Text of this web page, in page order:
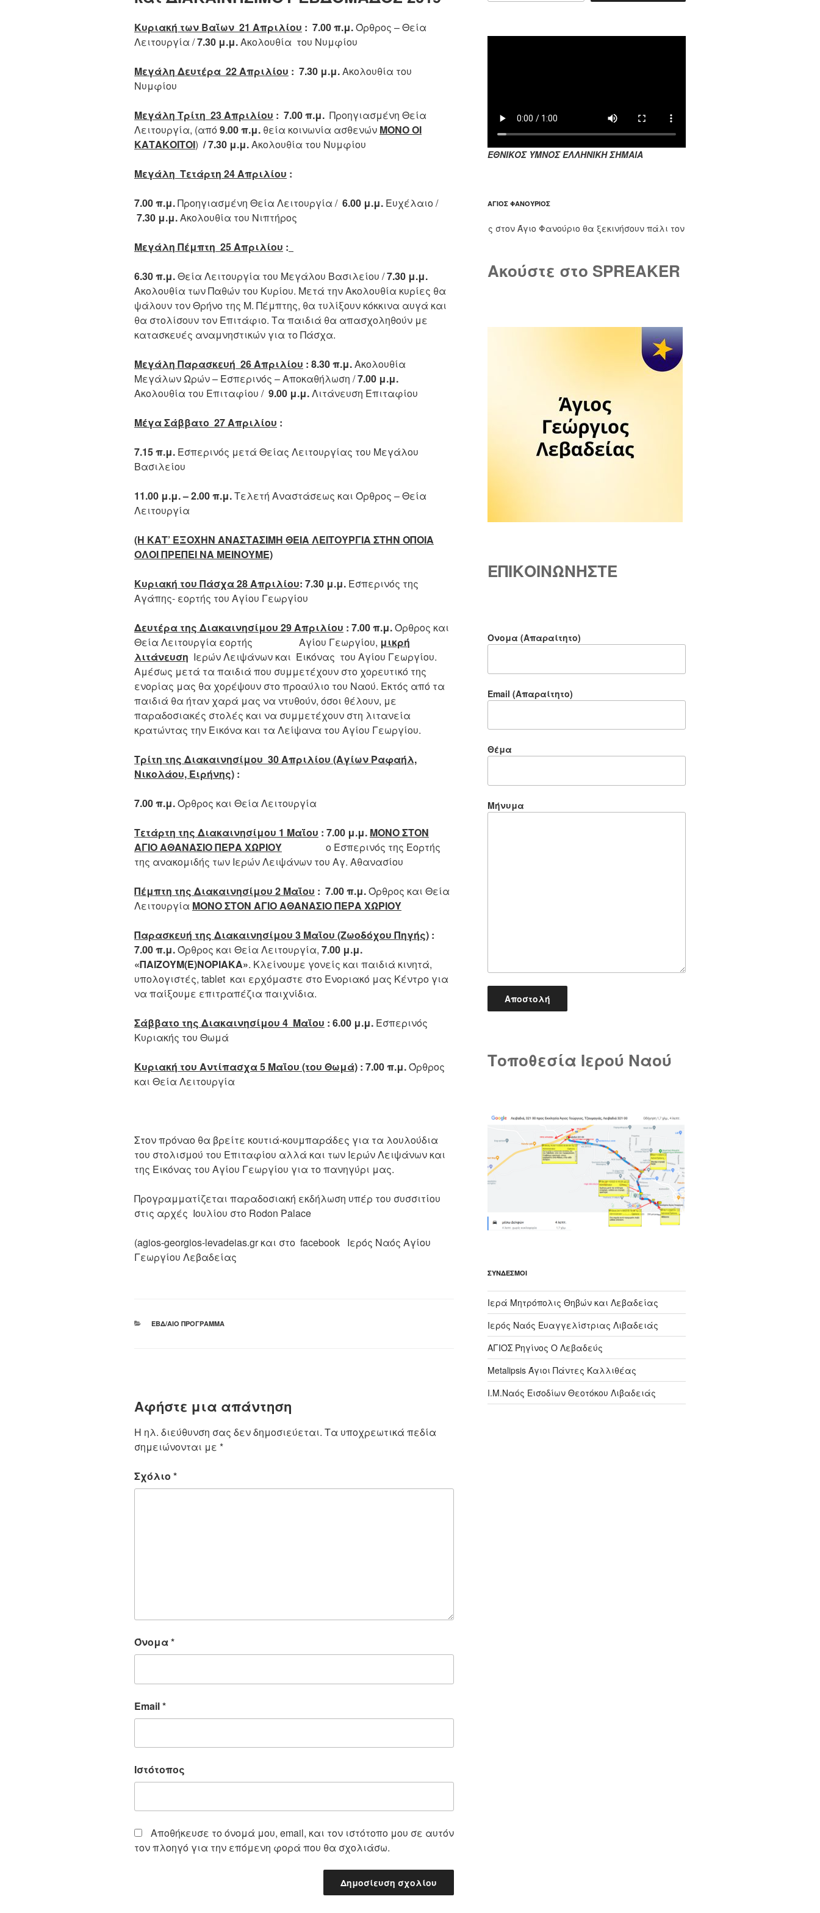
Κυριακή των Βαΐων 21 Απριλίου : 7.00 π.μ.Όρθρος – Θεία
Λειτουργία /7.30 μ.μ.Ακολουθία του Νυμφίου
Μεγάλη Δευτέρα 22 Απριλίου : 7.30 μ.μ.Ακολουθία του
Νυμφίου
Μεγάλη Τρίτη 23 Απριλίου : 7.00 π.μ. Προηγιασμένη Θεία
Λειτουργία, (από9.00 π.μ. θεία κοινωνία ασθενών ΜΟΝΟ ΟΙ
ΚΑΤΑΚΟΙΤΟΙ) / 7.30 μ.μ.Ακολουθία του Νυμφίου
Μεγάλη Τετάρτη 24Απριλίου :
7.00 π.μ.Προηγιασμένη Θεία Λειτουργία / 6.00 μ.μ. Ευχέλαιο /
7.30 μ.μ.Ακολουθία του Νιπτήρος
Μεγάλη Πέμπτη 25Απριλίου :
6.30 π.μ.Θεία Λειτουργία του Μεγάλου Βασιλείου /7.30 μ.μ.
Ακολουθία των Παθών του Κυρίου. Μετά την Ακολουθία κυρίες θα
ψάλουν τον Θρήνο της Μ. Πέμπτης, θα τυλίξουν κόκκινα αυγά και
θα στολίσουν τον Επιτάφιο. Τα παιδιά θα απασχοληθούν με
κατασκευές αναμνηστικών για το Πάσχα.
Μεγάλη Παρασκευή 26 Απριλίου : 8.30 π.μ.Ακολουθία
Μεγάλων Ωρών – Εσπερινός – Αποκαθήλωση /7.00 μ.μ.
Ακολουθία του Επιταφίου / 9.00 μ.μ.Λιτάνευση Επιταφίου
Μέγα Σάββατο 27 Απριλίου :
7.15 π.μ. Εσπερινός μετά Θείας Λειτουργίας του Μεγάλου
Βασιλείου
11.00 μ.μ. – 2.00 π.μ.Τελετή Αναστάσεως και Όρθρος – Θεία
Λειτουργία
(Η ΚΑΤ’ ΕΞΟΧΗΝ ΑΝΑΣΤΑΣΙΜΗ ΘΕΙΑ ΛΕΙΤΟΥΡΓΙΑ ΣΤΗΝ ΟΠΟΙΑ
ΟΛΟΙ ΠΡΕΠΕΙ ΝΑ ΜΕΙΝΟΥΜΕ)
Κυριακή του Πάσχα 28 Απριλίου: 7.30 μ.μ. Εσπερινός της
Αγάπης- εορτής του Αγίου Γεωργίου
Δευτέρα της Διακαινησίμου 29 Απριλίου : 7.00 π.μ.Όρθρος και
Θεία Λειτουργία εορτής Αγίου Γεωργίου, μικρή
λιτάνευση Ιερών Λειψάνων και Εικόνας του Αγίου Γεωργίου.
Αμέσως μετά τα παιδιά που συμμετέχουν στο χορευτικό της
ενορίας μας θα χορέψουν στο προαύλιο του Ναού. Εκτός από τα
παιδιά θα ήταν χαρά μας να ντυθούν, όσοι θέλουν, με
παραδοσιακές στολές και να συμμετέχουν στη λιτανεία
κρατώντας την Εικόνα και τα Λείψανα του Αγίου Γεωργίου.
Τρίτη της Διακαινησίμου 30 Απριλίου (Αγίων Ραφαήλ,
Νικολάου, Ειρήνης) :
7.00 π.μ.Όρθρος και Θεία Λειτουργία
Τετάρτη της Διακαινησίμου 1 Μαΐου : 7.00 μ.μ. ΜΟΝΟ ΣΤΟΝ
ΑΓΙΟ ΑΘΑΝΑΣΙΟ ΠΕΡΑ ΧΩΡΙΟΥ ο Εσπερινός της Εορτής
της ανακομιδής των Ιερών Λειψάνων του Αγ. Αθανασίου
Πέμπτη της Διακαινησίμου 2 Μαΐου : 7.00 π.μ.Όρθρος και Θεία
Λειτουργία ΜΟΝΟ ΣΤΟΝ ΑΓΙΟ ΑΘΑΝΑΣΙΟ ΠΕΡΑ ΧΩΡΙΟΥ
Παρασκευή της Διακαινησίμου 3 Μαΐου (Ζωοδόχου Πηγής) :
7.00 π.μ.Όρθρος και Θεία Λειτουργία, 7.00 μ.μ.
«ΠΑΙΖΟΥΜ(Ε)ΝΟΡΙΑΚΑ». Κλείνουμε γονείς και παιδιά κινητά,
υπολογιστές, tablet και ερχόμαστε στο Ενοριακό μας Κέντρο για
να παίξουμε επιτραπέζια παιχνίδια.
Σάββατο της Διακαινησίμου 4 Μαΐου : 6.00 μ.μ. Εσπερινός
Κυριακής του Θωμά
Κυριακή του Αντίπασχα 5 Μαΐου (του Θωμά) : 7.00 π.μ.Όρθρος
και Θεία Λειτουργία
Στον πρόναο θα βρείτε κουτιά-κουμπαράδες για τα λουλούδια
του στολισμού του Επιταφίου αλλά και των Ιερών Λειψάνων και
της Εικόνας του Αγίου Γεωργίου για το πανηγύρι μας.
Προγραμματίζεται παραδοσιακή εκδήλωση υπέρ του συσσιτίου
στις αρχές Ιουλίου στο Rodon Palace
(agios-georgios-levadeias.gr και στο facebook Ιερός Ναός Αγίου
Γεωργίου Λεβαδείας
ΚΑΤΗΓΟΡΊΕΣ
ΕΒΔ/ΑΊΟ ΠΡΌΓΡΑΜΜΑ
Αφήστε μια απάντηση
Η ηλ. διεύθυνση σας δεν δημοσιεύεται. Τα υποχρεωτικά πεδία
σημειώνονται με *
Σχόλιο *
Όνομα*
Email*
Ιστότοπος
Αποθήκευσε το όνομά μου, email, και τον ιστότοπο μου σε αυτόν
τον πλοηγό για την επόμενη φορά που θα σχολιάσω.
ΕΘΝΙΚΟΣ ΥΜΝΟΣ ΕΛΛΗΝΙΚΗ ΣΗΜΑΙΑ
ΆΓΙΟΣ ΦΑΝΟΎΡΙΟΣ
Οι παρακλήσεις στον Άγιο Φανούριο θα ξεκινήσουν πάλι τον Σεπτέμβριο. Τους μήνες Ιούλιο
Ακούστε στο SPREAKER
ΕΠΙΚΟΙΝΩΝΗΣΤΕ
Ονομα (Απαραίτητο)
Email (Απαραίτητο)
Θέμα
Μήνυμα
Τοποθεσία Ιερού Ναού
ΣΎΝΔΕΣΜΟΙ
Ιερά Μητρόπολις Θηβών και Λεβαδείας
Ιερός Ναός Ευαγγελίστριας Λιβαδειάς
ΑΓΙΟΣ Ρηγίνος Ο Λεβαδεύς
Metalipsis Άγιοι Πάντες Καλλιθέας
Ι.Μ.Ναός Εισοδίων Θεοτόκου Λιβαδειάς